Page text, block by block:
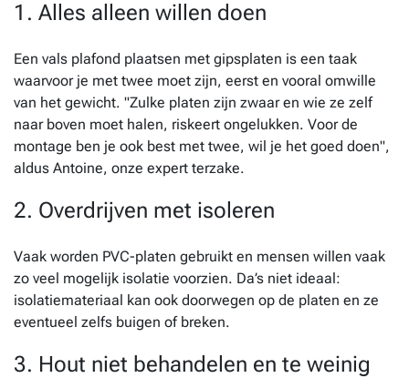
1. Alles alleen willen doen
Een vals plafond plaatsen met gipsplaten is een taak
waarvoor je met twee moet zijn, eerst en vooral omwille
van het gewicht. "Zulke platen zijn zwaar en wie ze zelf
naar boven moet halen, riskeert ongelukken. Voor de
montage ben je ook best met twee, wil je het goed doen",
aldus Antoine, onze expert terzake.
2. Overdrijven met isoleren
Vaak worden PVC-platen gebruikt en mensen willen vaak
zo veel mogelijk isolatie voorzien. Da’s niet ideaal:
isolatiemateriaal kan ook doorwegen op de platen en ze
eventueel zelfs buigen of breken.
3. Hout niet behandelen en te weinig